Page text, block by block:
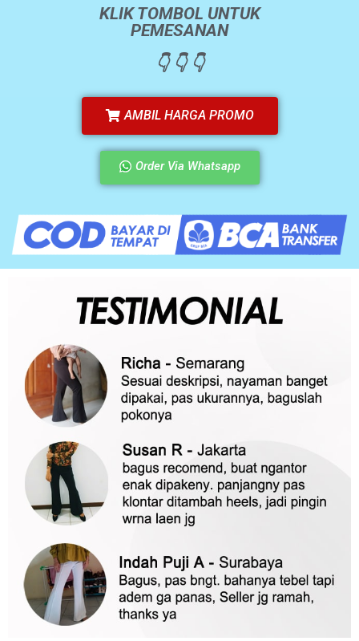
KLIK TOMBOL UNTUK
PEMESANAN
👇 👇 👇
AMBIL HARGA PROMO
Order Via Whatsapp